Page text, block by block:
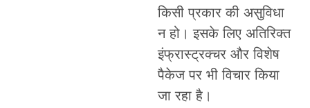
किसी प्रकार की असुविधा
न हो। इसके लिए अतिरिक्त
इंफ्रास्ट्रक्चर और विशेष
पैकेज पर भी विचार किया
जा रहा है।